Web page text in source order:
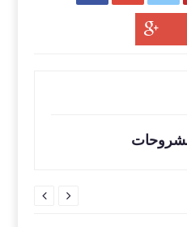
 